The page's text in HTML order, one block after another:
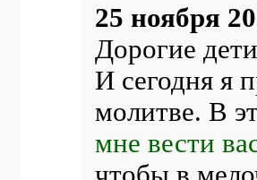
25 ноября
Дорогие
И сегодня я
молитве. В
мне вести